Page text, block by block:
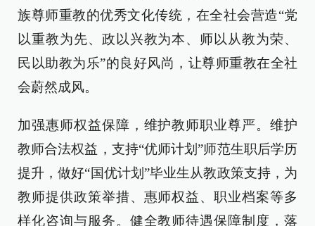
族尊师重教的优秀文化传统，在全社会营造“党
以重教为先、政以兴教为本、师以从教为荣、
民以助教为乐”的良好风尚，让尊师重教在全社
会蔚然成风。
加强惠师权益保障，维护教师职业尊严。维护
教师合法权益，支持“优师计划”师范生职后学历
提升，做好“国优计划”毕业生从教政策支持，为
教师提供政策举措、惠师权益、职业档案等多
样化咨询与服务。健全教师待遇保障制度，落